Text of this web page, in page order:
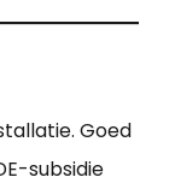
Goed
subsidie